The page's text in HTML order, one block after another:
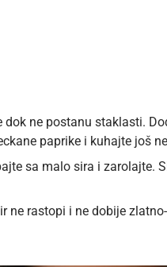
ne postanu staklasti.
paprike i kuhajte još
sa malo sira i zarolajte.
ne rastopi i ne dobije